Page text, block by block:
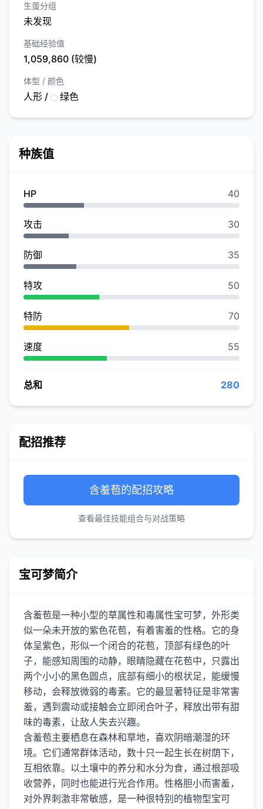
生蛋分组
未发现
基础经验值
1,059,860 (较慢)
体型 / 颜色
人形 / 绿色
种族值
HP 40
攻击 30
防御 35
特攻 50
特防 70
速度 55
总和 280
配招推荐
含羞苞的配招攻略
查看最佳技能组合与对战策略
宝可梦简介
含羞苞是一种小型的草属性和毒属性宝可梦，外形类
似一朵未开放的紫色花苞，有着害羞的性格。它的身
体呈紫色，形似一个闭合的花苞，顶部有绿色的叶
子，能感知周围的动静，眼睛隐藏在花苞中，只露出
两个小小的黑色圆点，底部有细小的根状足，能缓慢
移动，会释放微弱的毒素。它的最显著特征是非常害
羞，遇到震动或接触会立即闭合叶子，释放出带有甜
味的毒素，让敌人失去兴趣。
含羞苞主要栖息在森林和草地，喜欢阴暗潮湿的环
境。它们通常群体活动，数十只一起生长在树荫下，
互相依靠。以土壤中的养分和水分为食，通过根部吸
收营养，同时也能进行光合作用。性格胆小而害羞，
对外界刺激非常敏感，是一种很特别的植物型宝可